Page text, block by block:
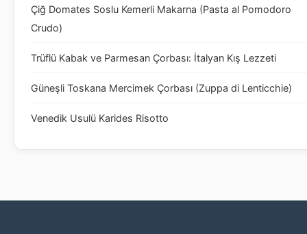
Çiğ Domates Soslu Kemerli Makarna (Pasta al Pomodoro
Crudo)
Trüflü Kabak ve Parmesan Çorbası: İtalyan Kış Lezzeti
Güneşli Toskana Mercimek Çorbası (Zuppa di Lenticchie)
Venedik Usulü Karides Risotto